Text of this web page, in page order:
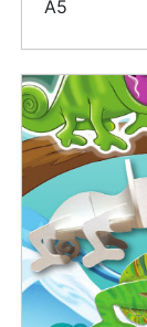
A5